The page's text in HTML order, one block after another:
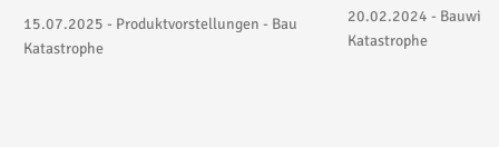
15.07.2025 - Produktvorstellungen - Bau
Katastrophe
20.02.2024 -
Katastrophe